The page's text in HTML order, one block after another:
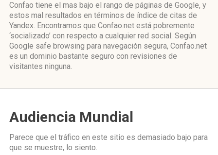
Confao tiene el mas bajo el rango de páginas de Google, y
estos mal resultados en términos de índice de citas de
Yandex. Encontramos que Confao.net está pobremente
‘socializado’ con respecto a cualquier red social. Según
Google safe browsing para navegación segura, Confao.net
es un dominio bastante seguro con revisiones de
visitantes ninguna.
Audiencia Mundial
Parece que el tráfico en este sitio es demasiado bajo para
que se muestre, lo siento.